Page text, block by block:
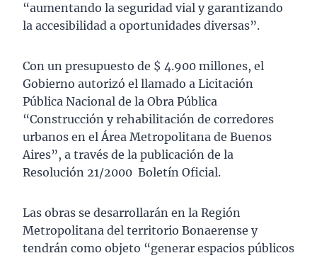
“aumentando la seguridad vial y garantizando
la accesibilidad a oportunidades diversas”.
Con un presupuesto de $ 4.900 millones, el
Gobierno autorizó el llamado a Licitación
Pública Nacional de la Obra Pública
“Construcción y rehabilitación de corredores
urbanos en el Área Metropolitana de Buenos
Aires”, a través de la publicación de la
Resolución 21/2000 Boletín Oficial.
Las obras se desarrollarán en la Región
Metropolitana del territorio Bonaerense y
tendrán como objeto “generar espacios públicos